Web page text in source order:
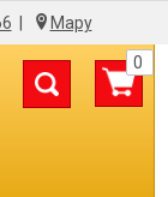
Mapy
0